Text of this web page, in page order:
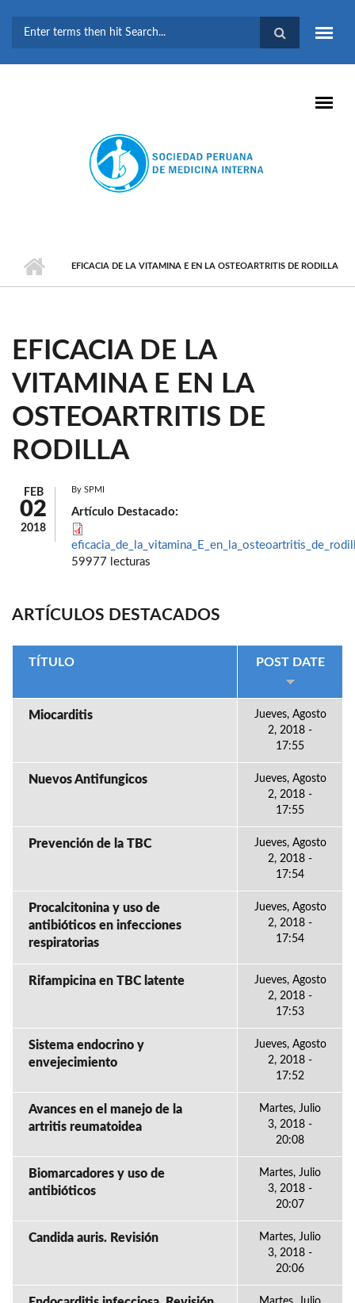
BÚSQUEDA
EFICACIA DE LA VITAMINA E EN LA OSTEOARTRITIS DE RODILLA
EFICACIA DE LA
VITAMINA E EN LA
OSTEOARTRITIS DE
RODILLA
FEB
02
2018
By SPMI
Artículo Destacado:
59977 lecturas
ARTÍCULOS DESTACADOS
TÍTULO POST DATE
Miocarditis
Jueves, Agosto
2, 2018 -
17:55
Nuevos Antifungicos
Jueves, Agosto
2, 2018 -
17:55
Prevención de la TBC
Jueves, Agosto
2, 2018 -
17:54
Procalcitonina y uso de
antibióticos en infecciones
respiratorias
Jueves, Agosto
2, 2018 -
17:54
Rifampicina en TBC latente
Jueves, Agosto
2, 2018 -
17:53
Sistema endocrino y
envejecimiento
Jueves, Agosto
2, 2018 -
17:52
Avances en el manejo de la
artritis reumatoidea
Martes, Julio
3, 2018 -
20:08
Biomarcadores y uso de
antibióticos
Martes, Julio
3, 2018 -
20:07
Candida auris. Revisión
Martes, Julio
3, 2018 -
20:06